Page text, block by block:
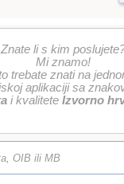
Znate li s kim
Mi znamo!
trebate znati na
aplikaciji sa
i kvalitete Izvorno